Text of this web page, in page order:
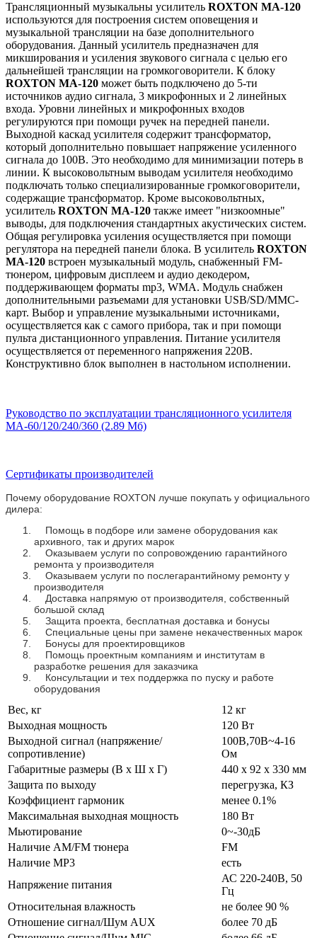
Трансляционный музыкальны усилитель ROXTON MA-120
используются для построения систем оповещения и
музыкальной трансляции на базе дополнительного
оборудования. Данный усилитель предназначен для
микширования и усиления звукового сигнала с целью его
дальнейшей трансляции на громкоговорители. К блоку
ROXTON MA-120 может быть подключено до 5-ти
источников аудио сигнала, 3 микрофонных и 2 линейных
входа. Уровни линейных и микрофонных входов
регулируются при помощи ручек на передней панели.
Выходной каскад усилителя содержит трансформатор,
который дополнительно повышает напряжение усиленного
сигнала до 100В. Это необходимо для минимизации потерь в
линии. К высоковольтным выводам усилителя необходимо
подключать только специализированные громкоговорители,
содержащие трансформатор. Кроме высоковольтных,
усилитель ROXTON MA-120 также имеет "низкоомные"
выводы, для подключения стандартных акустических систем.
Общая регулировка усиления осуществляется при помощи
регулятора на передней панели блока. В усилитель ROXTON
MA-120 встроен музыкальный модуль, снабженный FM-
тюнером, цифровым дисплеем и аудио декодером,
поддерживающем форматы mp3, WMA. Модуль снабжен
дополнительными разъемами для установки USB/SD/MMC-
карт. Выбор и управление музыкальными источниками,
осуществляется как с самого прибора, так и при помощи
пульта дистанционного управления. Питание усилителя
осуществляется от переменного напряжения 220В.
Конструктивно блок выполнен в настольном исполнении.
Руководство по эксплуатации трансляционного усилителя
MA-60/120/240/360 (2.89 Мб)
Сертификаты производителей
Почему оборудование ROXTON лучше покупать у официального
дилера:
Помощь в подборе или замене оборудования как
архивного, так и других марок
Оказываем услуги по сопровождению гарантийного
ремонта у производителя
Оказываем услуги по послегарантийному ремонту у
производителя
Доставка напрямую от производителя, собственный
большой склад
Защита проекта, бесплатная доставка и бонусы
Специальные цены при замене некачественных марок
Бонусы для проектировщиков
Помощь проектным компаниям и институтам в
разработке решения для заказчика
Консультации и тех поддержка по пуску и работе
оборудования
Вес, кг
12 кг
Выходная мощность
120 Вт
Выходной сигнал (напряжение/
сопротивление)
100В,70В~4-16
Ом
Габаритные размеры (В х Ш х Г)
440 x 92 x 330 мм
Защита по выходу
перегрузка, КЗ
Коэффициент гармоник
менее 0.1%
Максимальная выходная мощность
180 Вт
Мьютирование
0~-30дБ
Наличие AM/FM тюнера
FM
Наличие MP3
есть
Напряжение питания
АС 220-240В, 50
Гц
Относительная влажность
не более 90 %
Отношение сигнал/Шум AUX
более 70 дБ